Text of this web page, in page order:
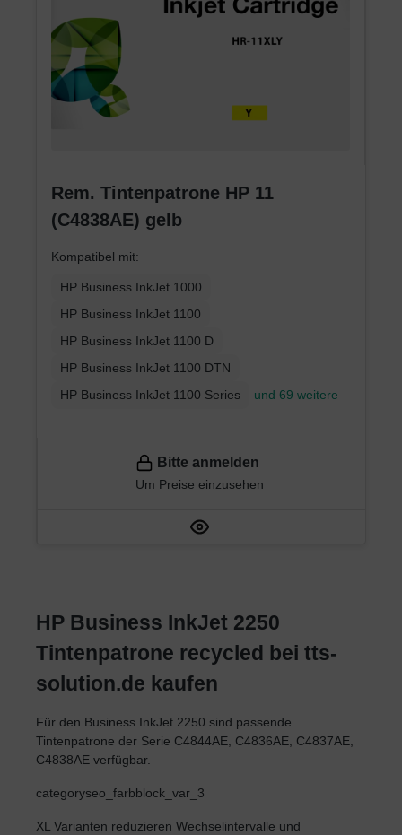
Rem. Tintenpatrone HP 11
(C4838AE) gelb
Kompatibel mit:
HP Business InkJet 1000
HP Business InkJet 1100
HP Business InkJet 1100 D
HP Business InkJet 1100 DTN
HP Business InkJet 1100 Series
und 69 weitere
Bitte anmelden
Um Preise einzusehen
HP Business InkJet 2250
Tintenpatrone recycled bei tts-
solution.de kaufen
Für den Business InkJet 2250 sind passende
Tintenpatrone der Serie C4844AE, C4836AE, C4837AE,
C4838AE verfügbar.
categoryseo_farbblock_var_3
XL Varianten reduzieren Wechselintervalle und